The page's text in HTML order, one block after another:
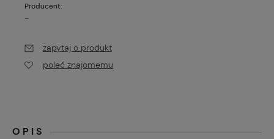
Producent:
-
zapytaj o produkt
poleć znajomemu
OPIS